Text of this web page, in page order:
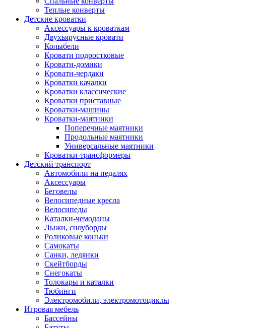
Теплые конверты
Детские кроватки
Аксессуары к кроваткам
Двухъярусные кровати
Колыбели
Кровати подростковые
Кровати-домики
Кровати-чердаки
Кроватки качалки
Кроватки классические
Кроватки приставные
Кроватки-машины
Кроватки-маятники
Поперечные маятники
Продольные маятники
Универсальные маятники
Кроватки-трансформеры
Детский транспорт
Автомобили на педалях
Аксессуары
Беговелы
Велосипедные кресла
Велосипеды
Каталки-чемоданы
Лыжи, сноуборды
Роликовые коньки
Самокаты
Санки, ледянки
Скейтборды
Снегокаты
Толокары и каталки
Тюбинги
Электромобили, электромотоциклы
Игровая мебель
Бассейны